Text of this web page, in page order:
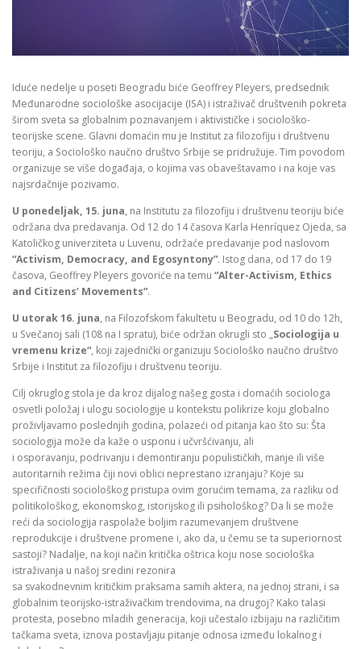
Iduće nedelje u poseti Beogradu biće Geoffrey Pleyers, predsednik
Međunarodne sociološke asocijacije (ISA) i istraživač društvenih pokreta
širom sveta sa globalnim poznavanjem i aktivističke i sociološko-
teorijske scene. Glavni domaćin mu je Institut za filozofiju i društvenu
teoriju, a Sociološko naučno društvo Srbije se pridružuje. Tim povodom
organizuje se više događaja, o kojima vas obaveštavamo i na koje vas
najsrdačnije pozivamo.
U ponedeljak, 15. juna, na Institutu za filozofiju i društvenu teoriju biće
održana dva predavanja. Od 12 do 14 časova Karla Henríquez Ojeda, sa
Katoličkog univerziteta u Luvenu, održaće predavanje pod naslovom
“Activism, Democracy, and Egosyntony”. Istog dana, od 17 do 19
časova, Geoffrey Pleyers govoriće na temu “Alter-Activism, Ethics
and Citizens’ Movements”.
U utorak 16. juna, na Filozofskom fakultetu u Beogradu, od 10 do 12h,
u Svečanoj sali (108 na I spratu), biće održan okrugli sto „Sociologija u
vremenu krize“, koji zajednički organizuju Sociološko naučno društvo
Srbije i Institut za filozofiju i društvenu teoriju.
Cilj okruglog stola je da kroz dijalog našeg gosta i domaćih sociologa
osvetli položaj i ulogu sociologije u kontekstu polikrize koju globalno
proživljavamo poslednjih godina, polazeći od pitanja kao što su: Šta
sociologija može da kaže o usponu i učvršćivanju, ali
i osporavanju, podrivanju i demontiranju populističkih, manje ili više
autoritarnih režima čiji novi oblici neprestano izranjaju? Koje su
specifičnosti sociološkog pristupa ovim gorućim temama, za razliku od
politikološkog, ekonomskog, istorijskog ili psihološkog? Da li se može
reći da sociologija raspolaže boljim razumevanjem društvene
reprodukcije i društvene promene i, ako da, u čemu se ta superiornost
sastoji? Nadalje, na koji način kritička oštrica koju nose sociološka
istraživanja u našoj sredini rezonira
sa svakodnevnim kritičkim praksama samih aktera, na jednoj strani, i sa
globalnim teorijsko-istraživačkim trendovima, na drugoj? Kako talasi
protesta, posebno mladih generacija, koji učestalo izbijaju na različitim
tačkama sveta, iznova postavljaju pitanje odnosa između lokalnog i